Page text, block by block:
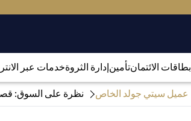
بطاقات الائتمانتأمينإدارة الثروةخدمات عبر
عميل سيتي جولد الخاص نظرة على السوق: